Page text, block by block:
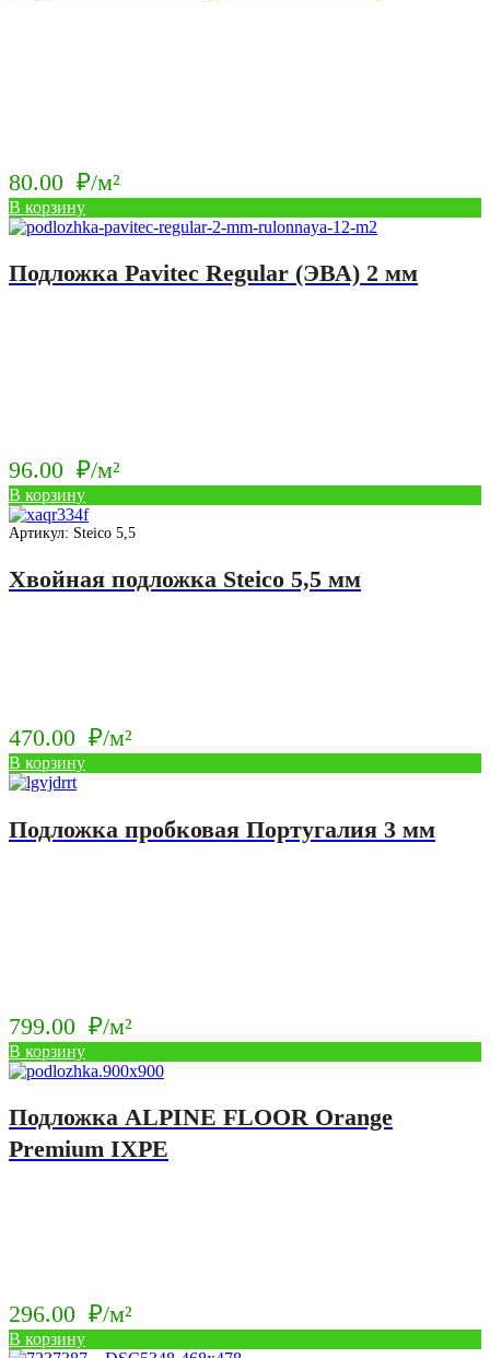
80.00 ₽/м²
В корзину
Подложка Pavitec Regular (ЭВА) 2 мм
96.00 ₽/м²
В корзину
Артикул: Steico 5,5
Хвойная подложка Steico 5,5 мм
470.00 ₽/м²
В корзину
Подложка пробковая Португалия 3 мм
799.00 ₽/м²
В корзину
Подложка ALPINE FLOOR Orange
Premium IXPE
296.00 ₽/м²
В корзину